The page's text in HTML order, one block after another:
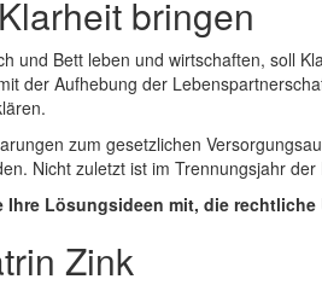
bringen
und Bett leben und wirtschaften, soll
der Aufhebung der
zum gesetzlichen
Nicht zuletzt ist im Trennungsjahr
Ihre Lösungsideen mit, die
Zink